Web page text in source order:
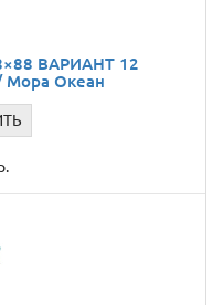
ВАРИАНТ 12
Мора Океан